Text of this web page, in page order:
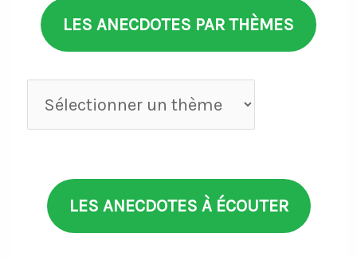
LES ANECDOTES PAR THÈMES
Anecdotes
par
LES ANECDOTES À ÉCOUTER